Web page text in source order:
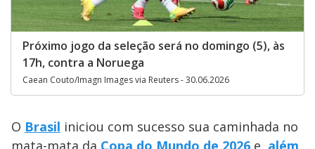
Próximo jogo da seleção será no domingo (5), às
17h, contra a Noruega
Caean Couto/Imagn Images via Reuters - 30.06.2026
O Brasil iniciou com sucesso sua caminhada no